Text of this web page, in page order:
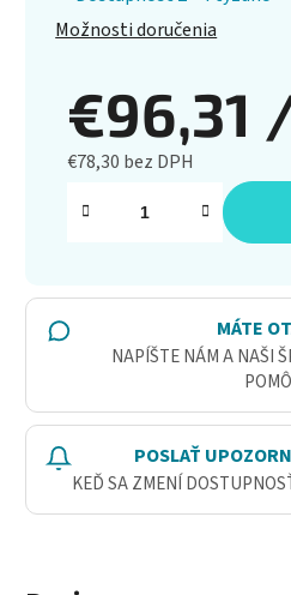
Možnosti doručenia
€96,31
€78,30 bez DPH
Jednotková cena:
MÁTE
NAPÍŠTE NÁM A NAŠI
POSLAŤ
KEĎ SA ZMENÍ